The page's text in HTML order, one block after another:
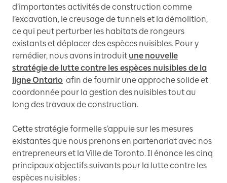
d’importantes activités de construction comme
l’excavation, le creusage de tunnels et la démolition,
ce qui peut perturber les habitats de rongeurs
existants et déplacer des espèces nuisibles. Pour y
remédier, nous avons introduit une nouvelle
stratégie de lutte contre les espèces nuisibles de la
ligne Ontario afin de fournir une approche solide et
coordonnée pour la gestion des nuisibles tout au
long des travaux de construction.
Cette stratégie formelle s’appuie sur les mesures
existantes que nous prenons en partenariat avec nos
entrepreneurs et la Ville de Toronto. Il énonce les cinq
principaux objectifs suivants pour la lutte contre les
espèces nuisibles :